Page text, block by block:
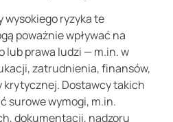
wysokiego ryzyka te
poważnie wpływać na
lub prawa ludzi — m.in. w
zatrudnienia, finansów,
Dostawcy takich
surowe wymogi, m.in.
dokumentacji, nadzoru